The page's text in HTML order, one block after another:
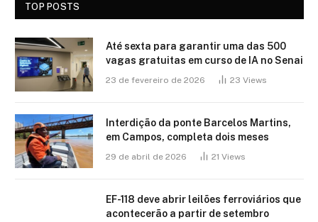
TOP POSTS
Até sexta para garantir uma das 500
vagas gratuitas em curso de IA no Senai
23 de fevereiro de 2026 23 Views
Interdição da ponte Barcelos Martins,
em Campos, completa dois meses
29 de abril de 2026 21 Views
EF-118 deve abrir leilões ferroviários que
acontecerão a partir de setembro